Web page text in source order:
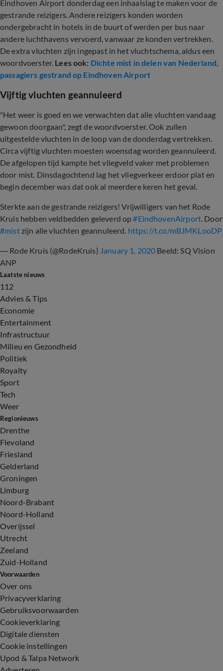
Eindhoven Airport donderdag een inhaalslag te maken voor de
gestrande reizigers. Andere reizigers konden worden
ondergebracht in hotels in de buurt of werden per bus naar
andere luchthavens vervoerd, vanwaar ze konden vertrekken.
De extra vluchten zijn ingepast in het vluchtschema, aldus een
woordvoerster. Lees ook: Dichte mist in delen van Nederland,
passagiers gestrand op Eindhoven Airport
Vijftig vluchten geannuleerd
"Het weer is goed en we verwachten dat alle vluchten vandaag
gewoon doorgaan", zegt de woordvoerster. Ook zullen
uitgestelde vluchten in de loop van de donderdag vertrekken.
Circa vijftig vluchten moesten woensdag worden geannuleerd.
De afgelopen tijd kampte het vliegveld vaker met problemen
door mist. Dinsdagochtend lag het vliegverkeer erdoor plat en
begin december was dat ook al meerdere keren het geval.
Sterkte aan de gestrande reizigers! Vrijwilligers van het Rode
Kruis hebben veldbedden geleverd op#EindhovenAirport. Door
#mistzijn alle vluchten geannuleerd. https://t.co/mBJMKLooDP
— Rode Kruis (@RodeKruis) January 1, 2020 Beeld: SQ Vision
ANP
Laatste nieuws
112
Advies & Tips
Economie
Entertainment
Infrastructuur
Milieu en Gezondheid
Politiek
Royalty
Sport
Tech
Weer
Regionieuws
Drenthe
Flevoland
Friesland
Gelderland
Groningen
Limburg
Noord-Brabant
Noord-Holland
Overijssel
Utrecht
Zeeland
Zuid-Holland
Voorwaarden
Over ons
Privacyverklaring
Gebruiksvoorwaarden
Cookieverklaring
Digitale diensten
Cookie instellingen
Upod & Talpa Network